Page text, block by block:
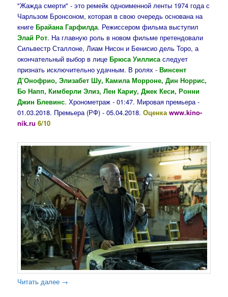
"Жажда смерти" - это ремейк одноименной ленты 1974 года с
Чарльзом Бронсоном, которая в свою очередь основана на
книгеБрайана Гарфилда. Режиссером фильма выступил
Элай Рот. На главную роль в новом фильме претендовали
Сильвестр Сталлоне, Лиам Нисон и Бенисио дель Торо, а
окончательный выбор в лице Брюса Уиллисаследует
признать исключительно удачным. В ролях - Винсент
Д’Онофрио, Элизабет Шу, Камила Морроне, Дин Норрис,
Бо Напп, Кимберли Элиз, Лен Кариу, Джек Кеси, Ронни
Джин Блевинс. Хронометраж - 01:47. Мировая премьера -
01.03.2018. Премьера (РФ) - 05.04.2018.Оценкаwww.kino-
nik.ru 6/10
Читать далее →